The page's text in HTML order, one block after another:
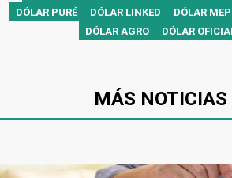
DÓLAR PURÉ
DÓLAR LINKED DÓLAR MEP
DÓLAR AGRO
DÓLAR
MÁS NOTICIAS